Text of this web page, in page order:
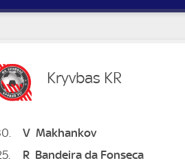
Kryvbas KR
V Makhankov
R Bandeira da Fonseca